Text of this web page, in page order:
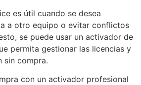
es útil cuando se desea
a otro equipo o evitar conflictos
se puede usar un activador de
permita gestionar las licencias y
sin compra.
con un activador profesional